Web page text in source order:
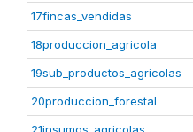
17fincas_vendidas
18produccion_agricola
19sub_productos_agricolas
20produccion_forestal